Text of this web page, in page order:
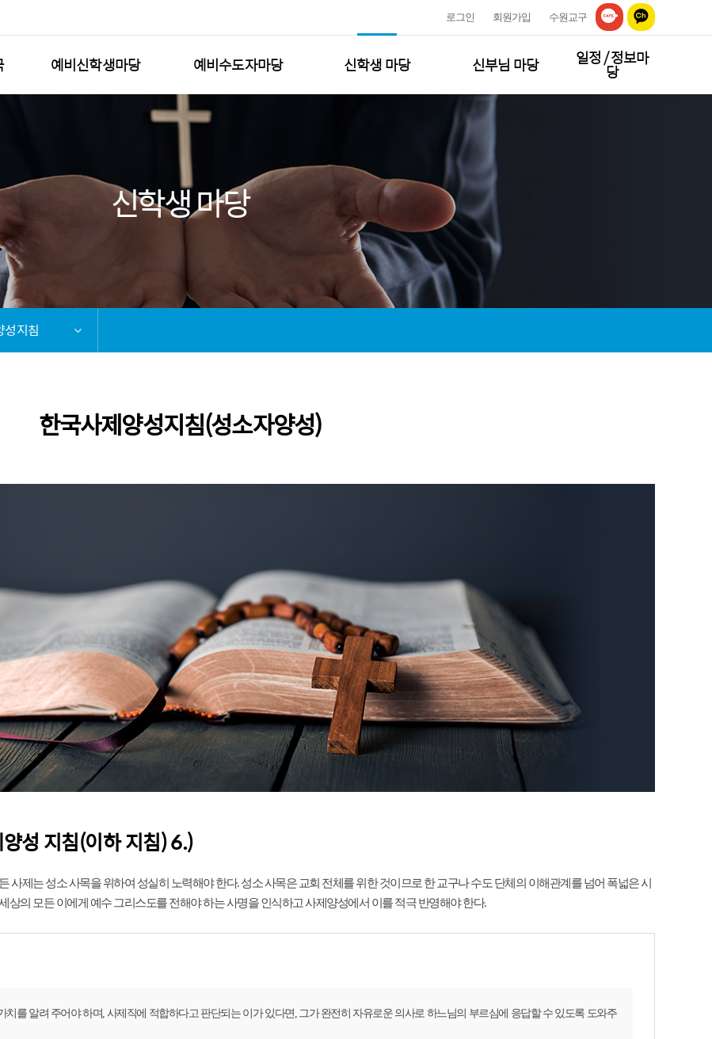
로그인 회원가입 수원교구
예비신학생마당 예비수도자마당 신학생 마당 신부님 마당 일정 / 정보마
당
신학생 마당
성지침
한국사제양성지침(성소자양성)
성 지침(이하 지침) 6.)
제는 성소 사목을 위하여 성실히 노력해야 한다. 성소 사목은 교회 전체를 위한 것이므로 한 교구나 수도 단체의 이해관계를 넘어 폭넓은 시
의 모든 이에게 예수 그리스도를 전해야 하는 사명을 인식하고 사제양성에서 이를 적극 반영해야 한다.
를 알려 주어야 하며, 사제직에 적합하다고 판단되는 이가 있다면, 그가 완전히 자유로운 의사로 하느님의 부르심에 응답할 수 있도록 도와주